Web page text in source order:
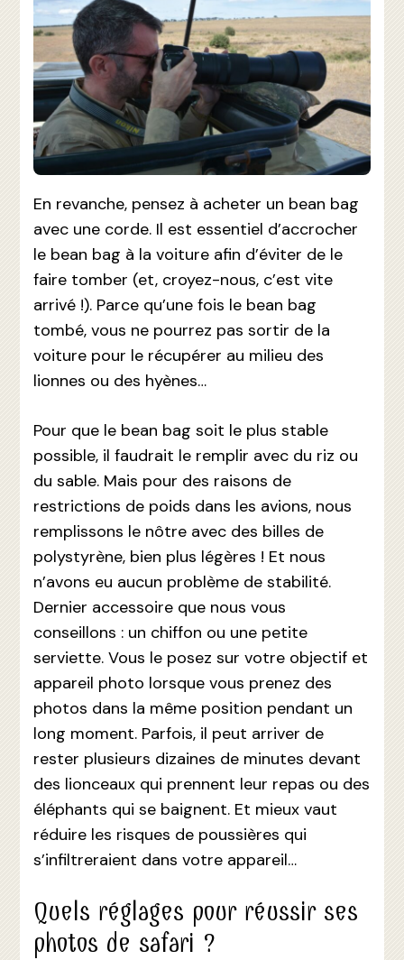
En revanche, pensez à acheter un bean bag
avec une corde. Il est essentiel d’accrocher
le bean bag à la voiture afin d’éviter de le
faire tomber (et, croyez-nous, c’est vite
arrivé !). Parce qu’une fois le bean bag
tombé, vous ne pourrez pas sortir de la
voiture pour le récupérer au milieu des
lionnes ou des hyènes…
Pour que le bean bag soit le plus stable
possible, il faudrait le remplir avec du riz ou
du sable. Mais pour des raisons de
restrictions de poids dans les avions, nous
remplissons le nôtre avec des billes de
polystyrène, bien plus légères ! Et nous
n’avons eu aucun problème de stabilité.
Dernier accessoire que nous vous
conseillons : un chiffon ou une petite
serviette. Vous le posez sur votre objectif et
appareil photo lorsque vous prenez des
photos dans la même position pendant un
long moment. Parfois, il peut arriver de
rester plusieurs dizaines de minutes devant
des lionceaux qui prennent leur repas ou des
éléphants qui se baignent. Et mieux vaut
réduire les risques de poussières qui
s’infiltreraient dans votre appareil…
Quels réglages pour réussir ses
photos de safari ?